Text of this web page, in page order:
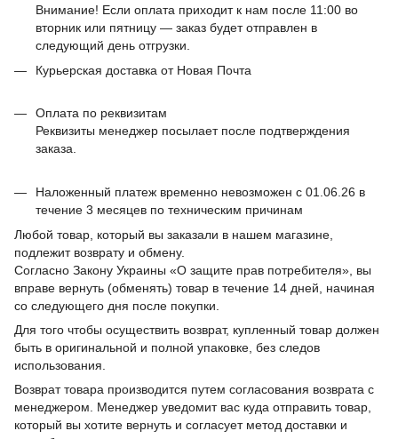
Внимание! Если оплата приходит к нам после 11:00 во
вторник или пятницу — заказ будет отправлен в
следующий день отгрузки.
Курьерская доставка от Новая Почта
Оплата по реквизитам
Реквизиты менеджер посылает после подтверждения
заказа.
Наложенный платеж временно невозможен с 01.06.26 в
течение 3 месяцев по техническим причинам
Любой товар, который вы заказали в нашем магазине,
подлежит возврату и обмену.
Согласно Закону Украины «О защите прав потребителя», вы
вправе вернуть (обменять) товар в течение 14 дней, начиная
со следующего дня после покупки.
Для того чтобы осуществить возврат, купленный товар должен
быть в оригинальной и полной упаковке, без следов
использования.
Возврат товара производится путем согласования возврата с
менеджером. Менеджер уведомит вас куда отправить товар,
который вы хотите вернуть и согласует метод доставки и